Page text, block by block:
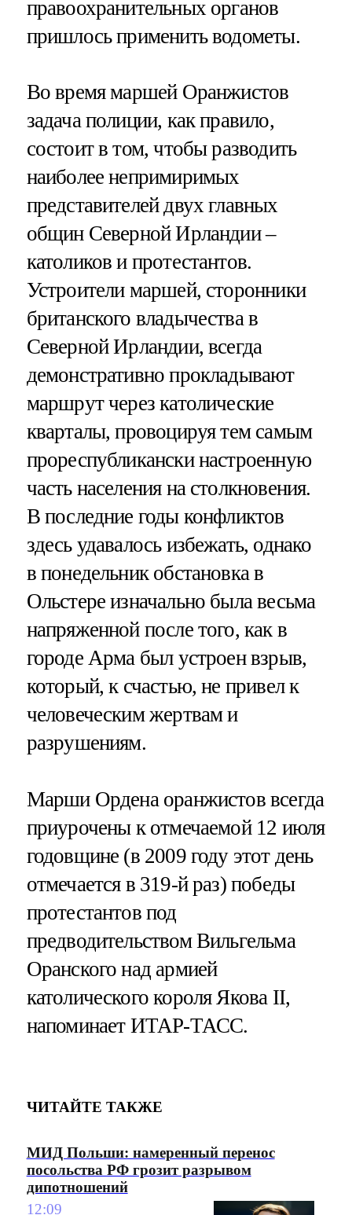
правоохранительных органов
пришлось применить водометы.
Во время маршей Оранжистов
задача полиции, как правило,
состоит в том, чтобы разводить
наиболее непримиримых
представителей двух главных
общин Северной Ирландии –
католиков и протестантов.
Устроители маршей, сторонники
британского владычества в
Северной Ирландии, всегда
демонстративно прокладывают
маршрут через католические
кварталы, провоцируя тем самым
прореспубликански настроенную
часть населения на столкновения.
В последние годы конфликтов
здесь удавалось избежать, однако
в понедельник обстановка в
Ольстере изначально была весьма
напряженной после того, как в
городе Арма был устроен взрыв,
который, к счастью, не привел к
человеческим жертвам и
разрушениям.
Марши Ордена оранжистов всегда
приурочены к отмечаемой 12 июля
годовщине (в 2009 году этот день
отмечается в 319-й раз) победы
протестантов под
предводительством Вильгельма
Оранского над армией
католического короля Якова II,
напоминает ИТАР-ТАСС.
ЧИТАЙТЕ ТАКЖЕ
МИД Польши: намеренный перенос
посольства РФ грозит разрывом
дипотношений
12:09